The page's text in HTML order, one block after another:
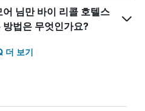
님만 바이 리콜 호텔스
법은 무엇인가요?
더 보기